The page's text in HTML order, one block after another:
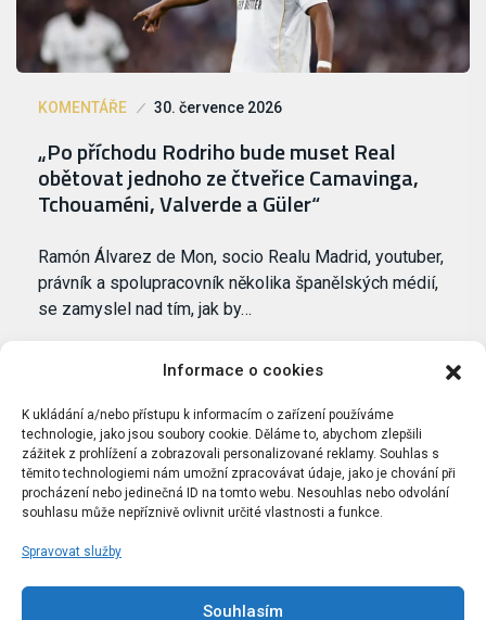
Informace o cookies
K ukládání a/nebo přístupu k informacím o zařízení používáme
technologie, jako jsou soubory cookie. Děláme to, abychom zlepšili
zážitek z prohlížení a zobrazovali personalizované reklamy. Souhlas s
těmito technologiemi nám umožní zpracovávat údaje, jako je chování při
procházení nebo jedinečná ID na tomto webu. Nesouhlas nebo odvolání
souhlasu může nepříznivě ovlivnit určité vlastnosti a funkce.
Spravovat služby
Souhlasím
KOMENTÁŘE 30. července 2026
„Po příchodu Rodriho bude muset Real
obětovat jednoho ze čtveřice Camavinga,
Tchouaméni, Valverde a Güler“
Ramón Álvarez de Mon, socio Realu Madrid, youtuber,
právník a spolupracovník několika španělských médií,
se zamyslel nad tím, jak by…